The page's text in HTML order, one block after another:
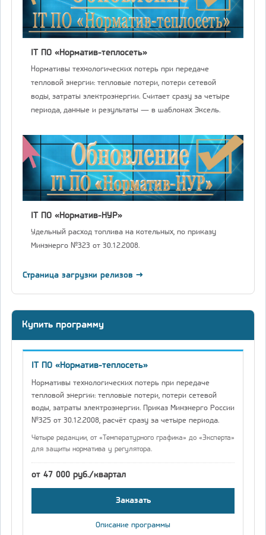
IT ПО «Норматив-теплосеть»
Нормативы технологических потерь при передаче
тепловой энергии: тепловые потери, потери сетевой
воды, затраты электроэнергии. Считает сразу за четыре
периода, данные и результаты — в шаблонах Эксель.
IT ПО «Норматив-НУР»
Удельный расход топлива на котельных, по приказу
Минэнерго №323 от 30.12.2008.
Страница загрузки релизов →
Купить программу
IT ПО «Норматив-теплосеть»
Нормативы технологических потерь при передаче
тепловой энергии: тепловые потери, потери сетевой
воды, затраты электроэнергии. Приказ Минэнерго России
№325 от 30.12.2008, расчёт сразу за четыре периода.
Четыре редакции, от «Температурного графика» до «Эксперта»
для защиты норматива у регулятора.
от 47 000 руб./квартал
Заказать
Описание программы